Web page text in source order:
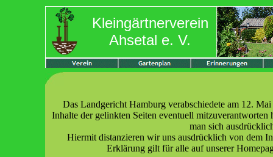
Kleingärtnerverein
Ahsetal e. V.
Das Landgericht Hamburg verabschiedete am 12.
Inhalte der gelinkten Seiten eventuell
man sich
Hiermit distanzieren wir uns ausdrücklich von dem
Erklärung gilt für alle auf unserer